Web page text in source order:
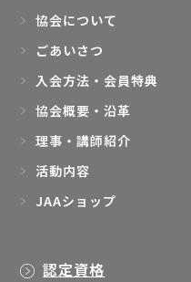
協会について
ごあいさつ
入会方法・会員特典
協会概要・沿革
理事・講師紹介
活動内容
JAAショップ
認定資格